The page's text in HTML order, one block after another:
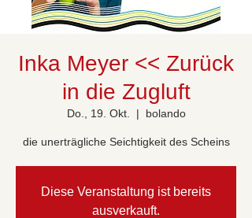
Inka Meyer << Zurück
in die Zugluft
Do., 19. Okt.
  |
bolando
die unerträgliche Seichtigkeit des Scheins
Diese Veranstaltung ist bereits
ausverkauft.